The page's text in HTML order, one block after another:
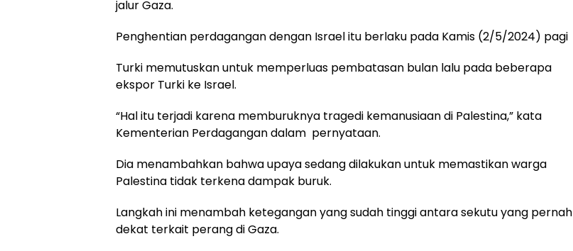
jalur Gaza.
Penghentian perdagangan dengan Israel itu berlaku pada Kamis (2/5/2024) pagi
Turki memutuskan untuk memperluas pembatasan bulan lalu pada beberapa
ekspor Turki ke Israel.
“Hal itu terjadi karena memburuknya tragedi kemanusiaan di Palestina,” kata
Kementerian Perdagangan dalam pernyataan.
Dia menambahkan bahwa upaya sedang dilakukan untuk memastikan warga
Palestina tidak terkena dampak buruk.
Langkah ini menambah ketegangan yang sudah tinggi antara sekutu yang pernah
dekat terkait perang di Gaza.